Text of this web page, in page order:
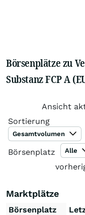
Börsenplätze zu
Substanz FCP A
Ansicht
Sortierung
Gesamtvolumen
Börsenplatz Alle
Marktplätze
Börsenplatz